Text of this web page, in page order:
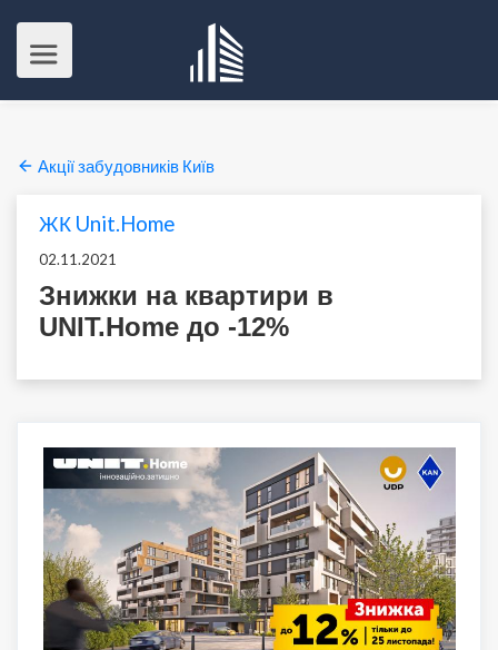
Акції забудовників Київ
ЖК Unit.Home
02.11.2021
Знижки на квартири в
UNIT.Home до -12%